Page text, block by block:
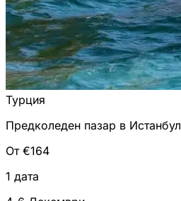
Турция
Предколеден пазар в Истанбул
От €164
1 дата